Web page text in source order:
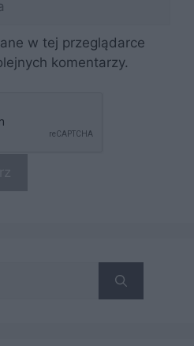
w tej przeglądarce
komentarzy.